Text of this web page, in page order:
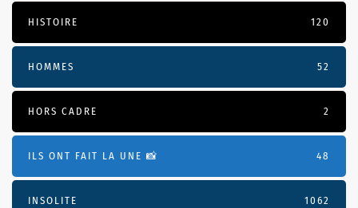
HISTOIRE 120
HOMMES 52
HORS CADRE 2
ILS ONT FAIT LA UNE 📸 48
INSOLITE 1062